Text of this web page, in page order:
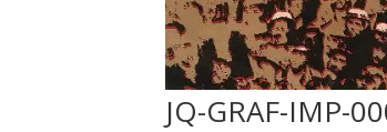
JQ-GRAF-IMP-